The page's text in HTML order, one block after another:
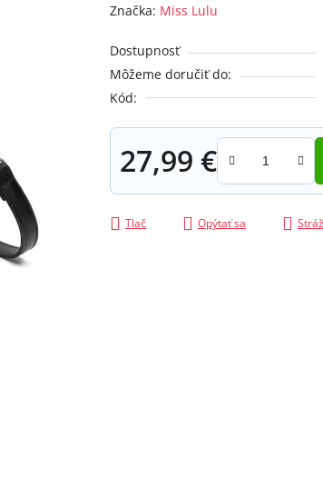
produktu
z
5
hviezdičiek.
Značka: Miss Lulu
Dostupnosť
Môžeme doručiť do:
Kód:
27,99 €
Jednotková cena:
Tlač Opýtať sa